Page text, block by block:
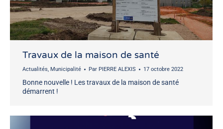
Travaux de la maison de santé
Actualités, Municipalité Par PIERRE ALEXIS 17 octobre 2022
Bonne nouvelle ! Les travaux de la maison de santé
démarrent !